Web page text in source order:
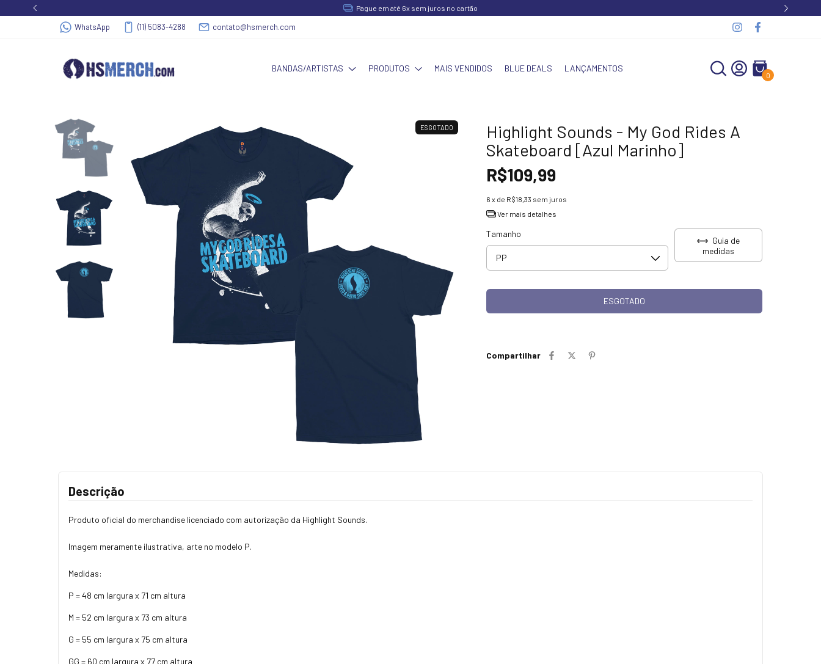
Pague em até 6x sem juros no cartão
WhatsApp (11) 5083-4288 contato@hsmerch.com
BANDAS/ARTISTAS PRODUTOS MAIS VENDIDOS BLUE DEALS LANÇAMENTOS
0
ESGOTADO
Highlight Sounds - My God Rides A
Skateboard [Azul Marinho]
R$109,99
6 x de R$18,33 sem juros
Ver mais detalhes
Tamanho
Guia de
medidas
Compartilhar
Descrição
Produto oficial do merchandise licenciado com autorização da Highlight Sounds.
Imagem meramente ilustrativa, arte no modelo P.
Medidas:
P = 48 cm largura x 71 cm altura
M = 52 cm largura x 73 cm altura
G = 55 cm largura x 75 cm altura
GG = 60 cm largura x 77 cm altura